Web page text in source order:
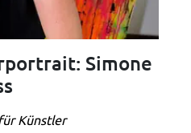
Simone
Künstler